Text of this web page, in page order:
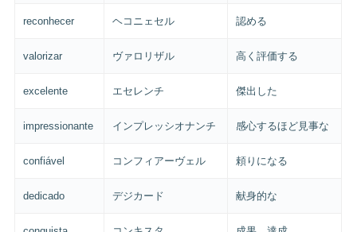
reconhecer ヘコニェセル 認める
valorizar ヴァロリザル 高く評価する
excelente エセレンチ 傑出した
impressionante インプレッシオナンチ 感心するほど見事な
confiável コンフィアーヴェル 頼りになる
dedicado デジカード 献身的な